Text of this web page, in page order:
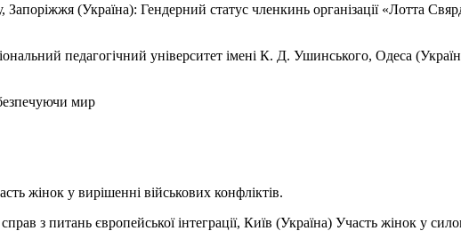
Запоріжжя (Україна): Гендерний статус членкинь організації «Лотта
педагогічний університет імені К. Д. Ушинського, Одеса
мир
жінок у вирішенні військових конфліктів.
з питань європейської інтеграції, Київ (Україна) Участь жінок у